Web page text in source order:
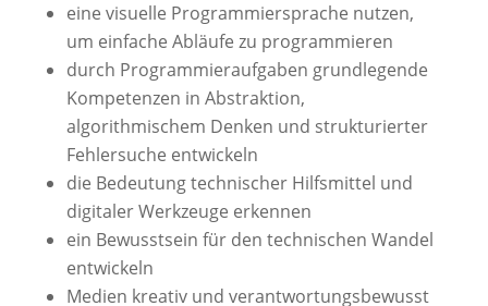
eine visuelle Programmiersprache nutzen,
um einfache Abläufe zu programmieren
durch Programmieraufgaben grundlegende
Kompetenzen in Abstraktion,
algorithmischem Denken und strukturierter
Fehlersuche entwickeln
die Bedeutung technischer Hilfsmittel und
digitaler Werkzeuge erkennen
ein Bewusstsein für den technischen Wandel
entwickeln
Medien kreativ und verantwortungsbewusst